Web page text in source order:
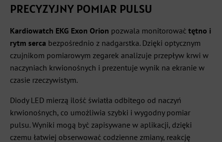
PRECYZYJNY POMIAR PULSU
Kardiowatch EKG Exon Orion pozwala monitorować tętno i
rytm serca bezpośrednio z nadgarstka. Dzięki optycznym
czujnikom pomiarowym zegarek analizuje przepływ krwi w
naczyniach krwionośnych i prezentuje wynik na ekranie w
czasie rzeczywistym.
Diody LED mierzą ilość światła odbitego od naczyń
krwionośnych, co umożliwia szybki i wygodny pomiar
pulsu. Wyniki mogą być zapisywane w aplikacji, dzięki
czemu łatwiej obserwować codzienne zmiany, reakcję